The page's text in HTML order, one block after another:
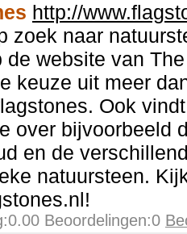
http://
zoek naar
de website van
keuze uit meer
Ook
over bijvoorbeeld
en de
natuursteen.
Beoordelingen:0